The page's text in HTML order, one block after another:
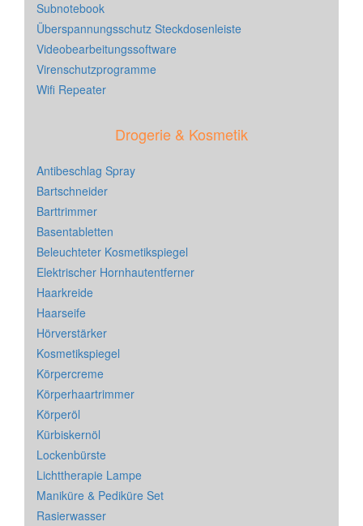
Subnotebook
Überspannungsschutz Steckdosenleiste
Videobearbeitungssoftware
Virenschutzprogramme
Wifi Repeater
Drogerie & Kosmetik
Antibeschlag Spray
Bartschneider
Barttrimmer
Basentabletten
Beleuchteter Kosmetikspiegel
Elektrischer Hornhautentferner
Haarkreide
Haarseife
Hörverstärker
Kosmetikspiegel
Körpercreme
Körperhaartrimmer
Körperöl
Kürbiskernöl
Lockenbürste
Lichttherapie Lampe
Maniküre & Pediküre Set
Rasierwasser